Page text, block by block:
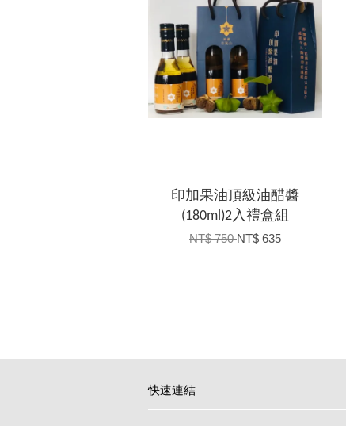
印加果油頂級油醋醬
(180ml)2入禮盒組
NT$ 750NT$ 635
快速連結